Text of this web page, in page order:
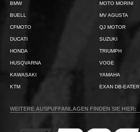
BMW
BUELL
CFMOTO
DUCATI
HONDA
HUSQVARNA
KAWASAKI
KTM
MOTO MORINI
MV AGUSTA
QJ MOTOR
SUZUKI
TRIUMPH
VOGE
YAMAHA
EXAN DB-EATER
WEITERE AUSPUFFANLAGEN FINDEN SIE HIER: